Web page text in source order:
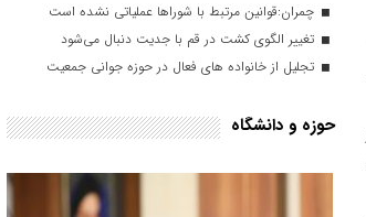
چمران:قوانین مرتبط با شوراها عملیاتی نشده است
تغییر الگوی کشت در قم با جدیت دنبال می‌شود
تجلیل از خانواده های فعال در حوزه جوانی جمعیت
حوزه و دانشگاه